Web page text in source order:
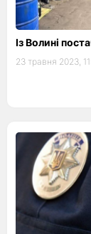
Із Волині
23 травня 2023,